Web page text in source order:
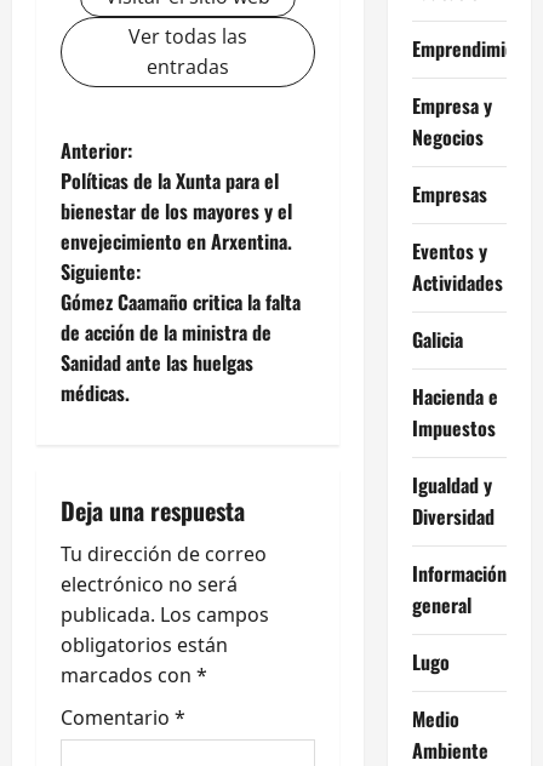
Ver todas las
entradas
N
a
v
e
g
a
i
ó
n
d
e
Anterior:
Políticas de la Xunta para el
bienestar de los mayores y el
envejecimiento en Arxentina.
Siguiente:
Gómez Caamaño critica la falta
de acción de la ministra de
Sanidad ante las huelgas
médicas.
Deja una respuesta
Tu dirección de correo
electrónico no será
publicada. Los campos
obligatorios están
marcados con *
Comentario *
Emprendimiento
Empresa y
Negocios
Empresas
Eventos y
Actividades
Galicia
Hacienda e
Impuestos
Igualdad y
Diversidad
Información
general
Lugo
Medio
Ambiente